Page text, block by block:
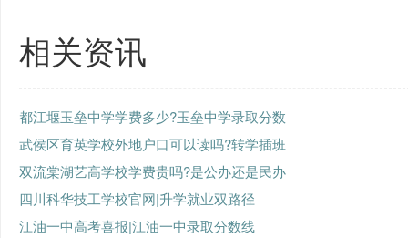
相关资讯
都江堰玉垒中学学费多少?玉垒中学录取分数
武侯区育英学校外地户口可以读吗?转学插班
双流棠湖艺高学校学费贵吗?是公办还是民办
四川科华技工学校官网|升学就业双路径
江油一中高考喜报|江油一中录取分数线